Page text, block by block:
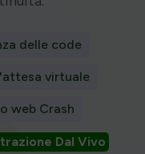
delle code
virtuale
web Crash
Dal Vivo